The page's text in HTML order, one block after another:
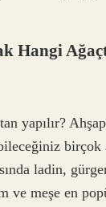
Hangi
yapılır?
birçok
ladin,
ve meşe en